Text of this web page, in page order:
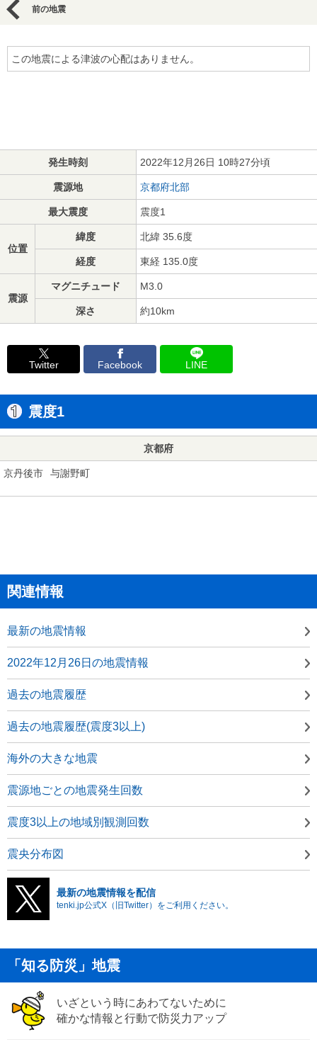
前の地震
この地震による津波の心配はありません。
発生時刻 2022年12月26日 10時27分頃
震源地 京都府北部
最大震度 震度1
位置
緯度 北緯 35.6度
経度 東経 135.0度
震源
マグニチュード M3.0
深さ 約10km
Twitter Facebook LINE
震度1
京都府
京丹後市 与謝野町
関連情報
最新の地震情報
2022年12月26日の地震情報
過去の地震履歴
過去の地震履歴(震度3以上)
海外の大きな地震
震源地ごとの地震発生回数
震度3以上の地域別観測回数
震央分布図
最新の地震情報を配信
tenki.jp公式X（旧Twitter）をご利用ください。
「知る防災」地震
いざという時にあわてないために
確かな情報と行動で防災力アップ